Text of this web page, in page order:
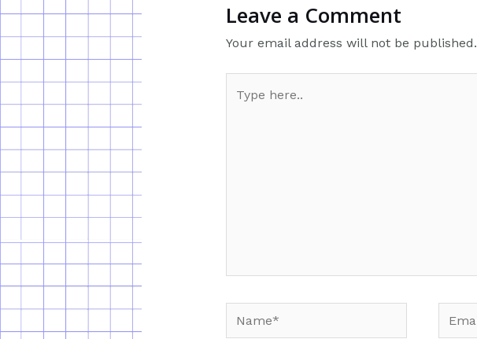
Leave a Comment
Your email address will not be published.